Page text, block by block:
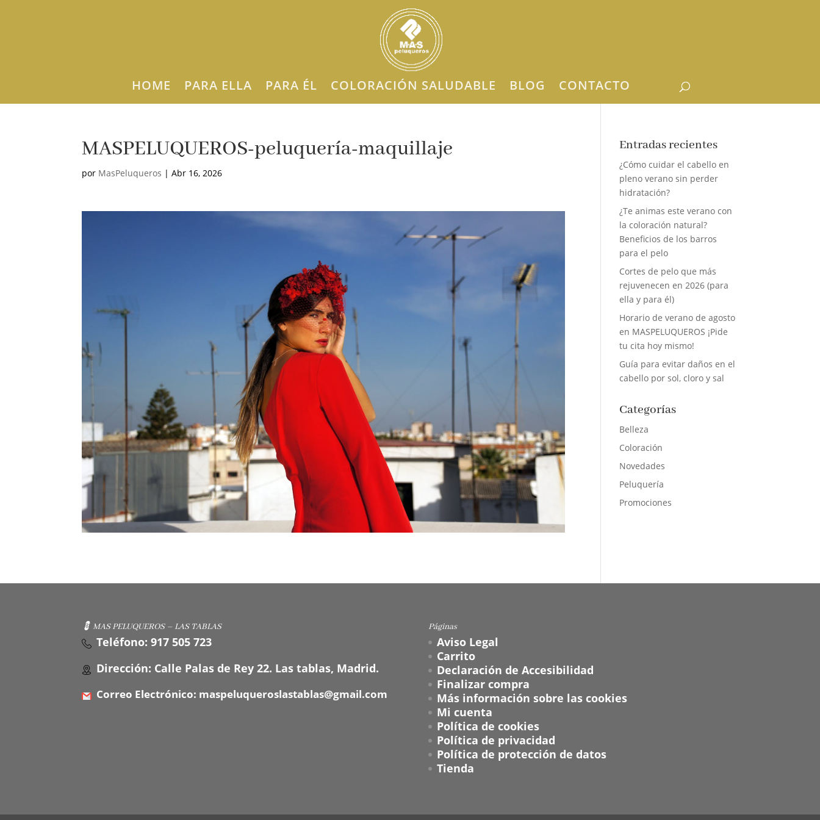
HOME PARA ELLA PARA ÉL COLORACIÓN SALUDABLE BLOG CONTACTO
MASPELUQUEROS-peluquería-maquillaje
por MasPeluqueros |Abr 16, 2026
Entradas recientes
¿Cómo cuidar el cabello en
pleno verano sin perder
hidratación?
¿Te animas este verano con
la coloración natural?
Beneficios de los barros
para el pelo
Cortes de pelo que más
rejuvenecen en 2026 (para
ella y para él)
Horario de verano de agosto
en MASPELUQUEROS ¡Pide
tu cita hoy mismo!
Guía para evitar daños en el
cabello por sol, cloro y sal
Categorías
Belleza
Coloración
Novedades
Peluquería
Promociones
💈 MAS PELUQUEROS – LAS TABLAS
Teléfono: 917 505 723
Dirección: Calle Palas de Rey 22. Las tablas, Madrid.
Correo Electrónico: maspeluqueroslastablas@gmail.com
Páginas
Aviso Legal
Carrito
Declaración de Accesibilidad
Finalizar compra
Más información sobre las cookies
Mi cuenta
Política de cookies
Política de privacidad
Política de protección de datos
Tienda